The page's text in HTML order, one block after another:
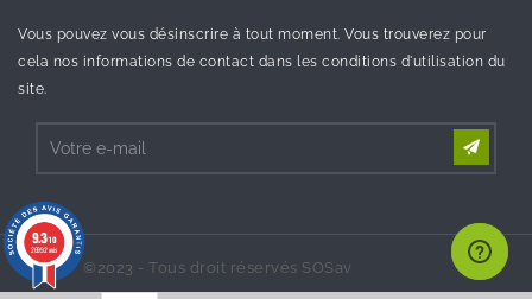
Vous pouvez vous désinscrire à tout moment. Vous trouverez pour
cela nos informations de contact dans les conditions d'utilisation du
site.
©2023 - Tous droit réservés SOSav
9.3/10
26992 avis